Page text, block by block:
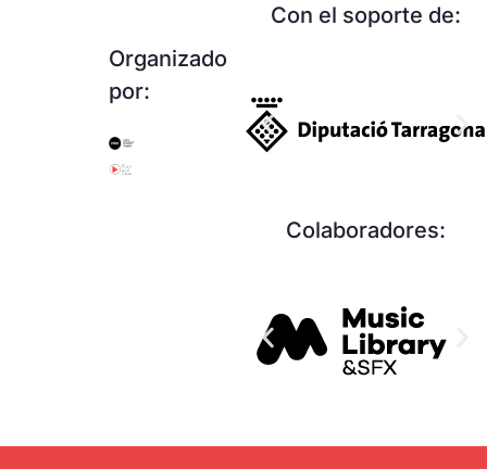
Organizado
por:
Con el soporte de:
Colaboradores: